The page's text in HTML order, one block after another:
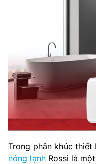
Trong phân khúc
nóng lạnh Rossi là